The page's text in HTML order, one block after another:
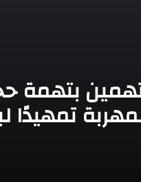
7 متهمين
تمهيدًا